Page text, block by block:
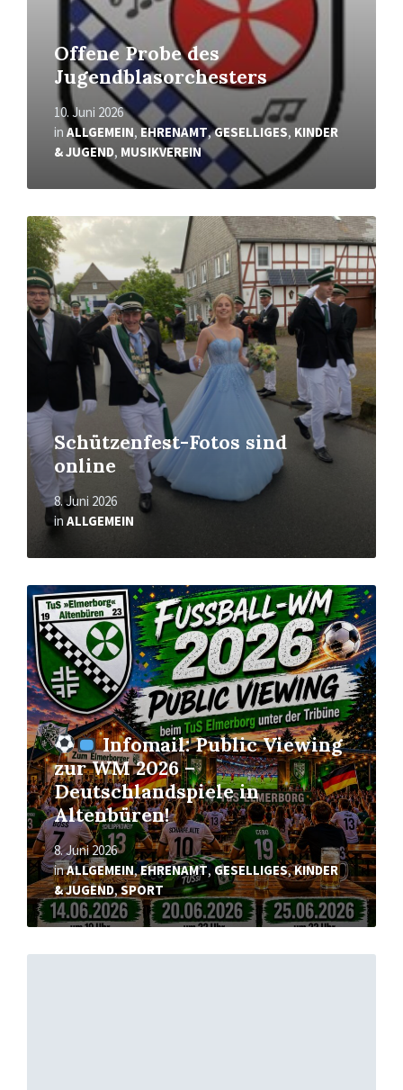
Offene Probe des
Jugendblasorchesters
10. Juni 2026
in ALLGEMEIN, EHRENAMT,GESELLIGES, KINDER
& JUGEND, MUSIKVEREIN
Schützenfest-Fotos sind
online
8. Juni 2026
in ALLGEMEIN
Mehr
erfahren
Infomail: Public Viewing
zur WM 2026 –
Deutschlandspiele in
Altenbüren!
8. Juni 2026
inALLGEMEIN,EHRENAMT,GESELLIGES,KINDER
& JUGEND,SPORT
Mehr
erfahren
Mehr